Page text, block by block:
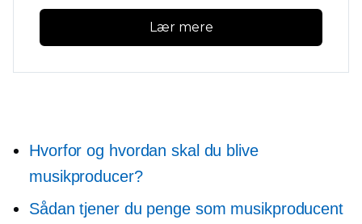
Lær mere
Hvorfor og hvordan skal du blive
musikproducer?
Sådan tjener du penge som musikproducent